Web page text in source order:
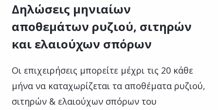
Δηλώσεις μηνιαίων
αποθεμάτων ρυζιού, σιτηρών
και ελαιούχων σπόρων
Οι επιχειρήσεις μπορείτε μέχρι τις 20 κάθε
μήνα να καταχωρίζεται τα αποθέματα ρυζιού,
σιτηρών & ελαιούχων σπόρων του